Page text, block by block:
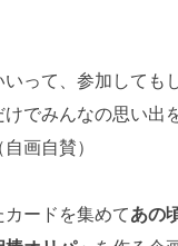
いって、参加しても
でみんなの思い出
画自賛）
ードを集めてあの